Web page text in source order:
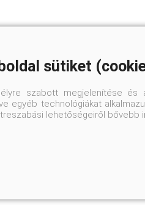
sütiket
szabott megjelenítése
egyéb technológiákat
lehetőségeiről bővebb